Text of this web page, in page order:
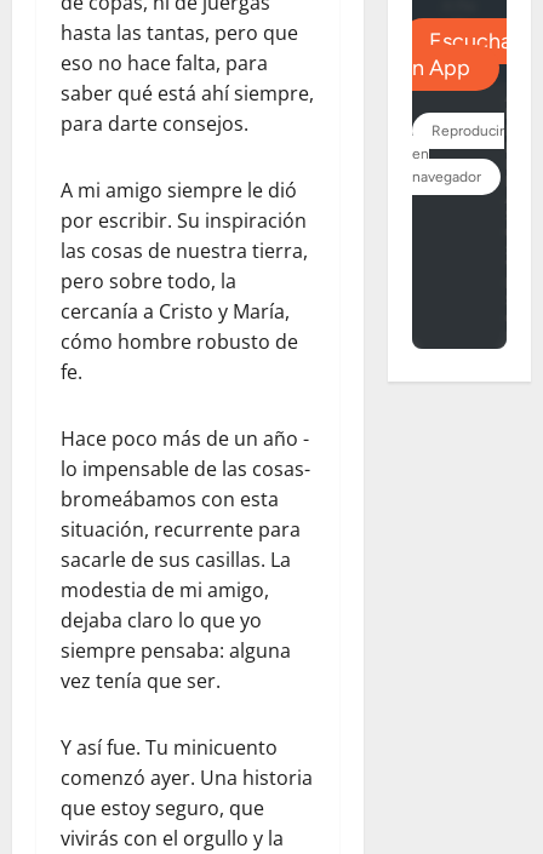
hasta las tantas, pero que
eso no hace falta, para
saber qué está ahí siempre,
para darte consejos.
A mi amigo siempre le dió
por escribir. Su inspiración
las cosas de nuestra tierra,
pero sobre todo, la
cercanía a Cristo y María,
cómo hombre robusto de
fe.
Hace poco más de un año -
lo impensable de las cosas-
bromeábamos con esta
situación, recurrente para
sacarle de sus casillas. La
modestia de mi amigo,
dejaba claro lo que yo
siempre pensaba: alguna
vez tenía que ser.
Y así fue. Tu minicuento
comenzó ayer. Una historia
que estoy seguro, que
vivirás con el orgullo y la